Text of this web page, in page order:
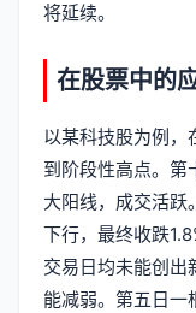
将延续。
在股票中的
以某科技股为例，
到阶段性高点。第
大阳线，成交活跃
下行，最终收跌
交易日均未能创出
能减弱。第五日一